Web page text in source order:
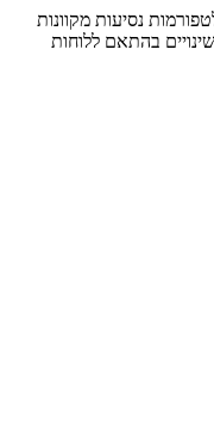
נסיעות מקוונות
בהתאם ללוחות